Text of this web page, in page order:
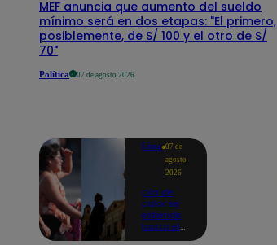
MEF anuncia que aumento del sueldo
mínimo será en dos etapas: "El primero,
posiblemente, de S/ 100 y el otro de S/
70"
Política 07 de agosto 2026
Lima 07 de
agosto
2026
Ola de
calor se
extiende
hasta el